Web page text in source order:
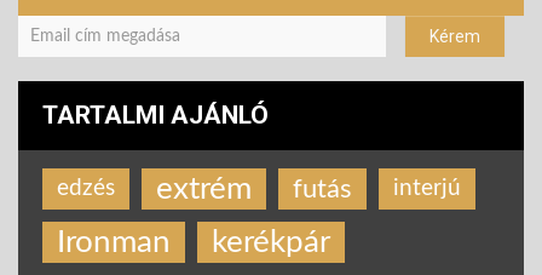
TARTALMI AJÁNLÓ
edzés extrém futás interjú
Ironman kerékpár